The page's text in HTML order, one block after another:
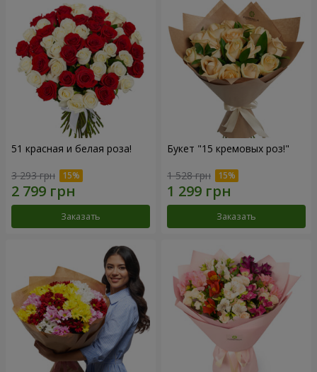
51 красная и белая роза!
3 293 грн
Заказать
Букет "15 кремовых роз!"
1 528 грн
Заказать